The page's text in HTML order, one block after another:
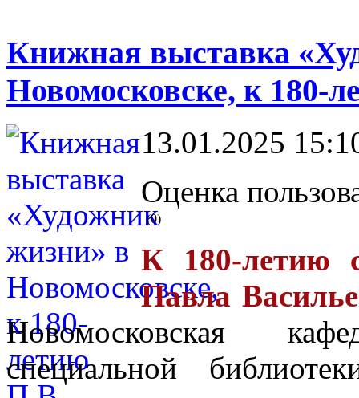
Книжная выставка
Новомосковске, к 180-
13.01.2025
Оценка
(0)
К 180-летию
Павла
Новомосковская
специальной